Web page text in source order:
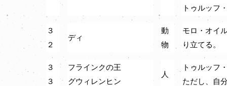
トゥルッフ
３
２
ディ
動
物
モロ・オイ
り立てる。
３
３
フラインクの王
グウィレンヒン
人
トゥルッフ
ただし、自